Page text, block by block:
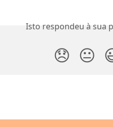
Isto respondeu à sua
😞 😐